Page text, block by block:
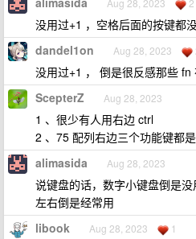
Aug 28, 2023 2
没用过+1 ，空格后面的按键都
dandel1on Aug 28, 2023
没用过+1 ， 倒是很反感那些
ScepterZ Aug 28, 2023
1 、很少有人用右边 ctrl
2 、75 配列右边三个功能键都
alimasida Aug 28, 2023
说键盘的话，数字小键盘倒是
左右倒是经常用
libook Aug 28, 2023 1